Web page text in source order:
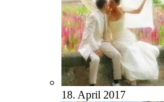
18. April 2017